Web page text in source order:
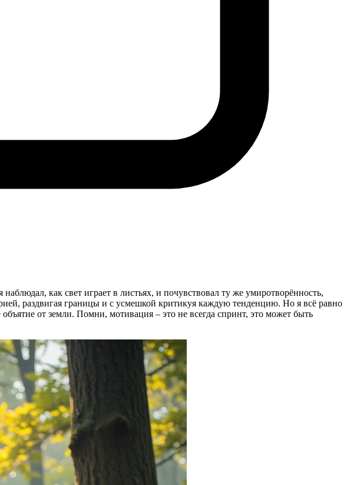
как свет играет в листьях, и почувствовал ту же умиротворённость,
раздвигая границы и с усмешкой критикуя каждую тенденцию. Но я всё равно
от земли. Помни, мотивация – это не всегда спринт, это может быть